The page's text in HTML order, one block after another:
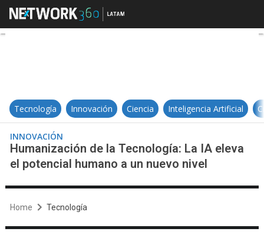
Humanización de la Tecnología:
Tecnología Innovación Ciencia Inteligencia Artificial
INNOVACIÓN
Humanización de la Tecnología: La IA eleva
el potencial humano a un nuevo nivel
Home Tecnología